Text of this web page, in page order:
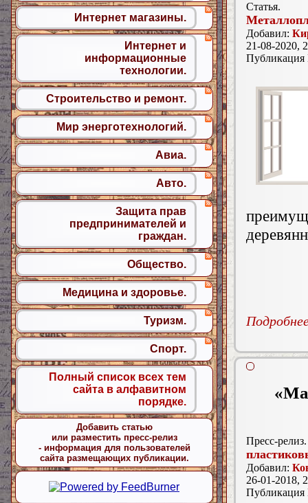
Статья.
Добавил:
21-08-2020,
Пресс-релиз.
Добавил:
26-01-2018,
Интернет магазины.
Интернет и
информационные
технологии.
Строительство и ремонт.
Мир энерготехнологий.
Авиа.
Авто.
Защита прав
предпринимателей и
граждан.
Общество.
Медицина и здоровье.
Туризм.
Спорт.
Полный список всех тем
сайта в алфавитном
порядке.
Добавить статью
или разместить пресс-релиз
- информация для пользователей
сайта размещающих публикации.